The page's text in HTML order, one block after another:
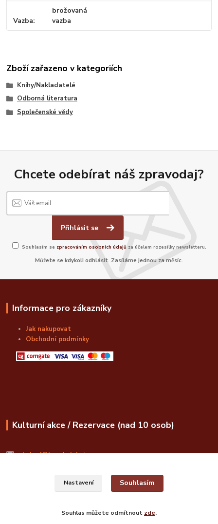
Vazba
brožovaná
vazba
Zboží zařazeno v kategoriích
Knihy/Nakladatelé
Odborná literatura
Společenské vědy
Chcete odebírat náš zpravodaj?
Přihlásit se
Souhlasím se zpracováním osobních údajů za účelem rozesílky newsletteru.
Můžete se kdykoli odhlásit. Zasíláme jednou za měsíc.
Informace pro zákazníky
Jak nakupovat
Obchodní podmínky
Kulturní akce / Rezervace (nad 10 osob)
obchod@bozskalahvice.cz
Nastavení Souhlasím
Souhlas můžete odmítnout zde.